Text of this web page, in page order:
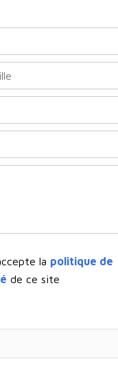
la politique de
de ce site